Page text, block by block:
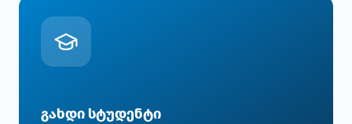
გახდი სტუდენტი